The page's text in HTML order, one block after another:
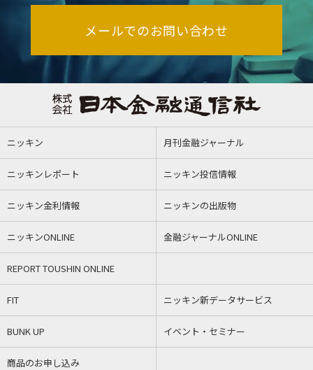
メールでのお問い合わせ
ニッキン 月刊金融ジャーナル
ニッキンレポート ニッキン投信情報
ニッキン金利情報 ニッキンの出版物
ニッキンONLINE 金融ジャーナルONLINE
REPORT TOUSHIN ONLINE
FIT ニッキン新データサービス
BUNK UP イベント・セミナー
商品のお申し込み